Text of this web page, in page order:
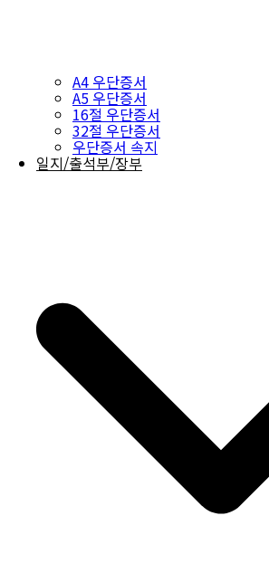
A4 우단증서
A5 우단증서
16절 우단증서
32절 우단증서
우단증서 속지
일지/출석부/장부